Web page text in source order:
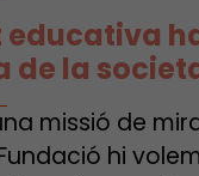
educativa
de la
missió de
hi